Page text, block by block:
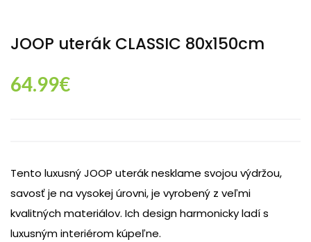
JOOP uterák CLASSIC 80x150cm
64.99€
Tento luxusný JOOP uterák nesklame svojou výdržou,
savosť je na vysokej úrovni, je vyrobený z veľmi
kvalitných materiálov. Ich design harmonicky ladí s
luxusným interiérom kúpeľne.